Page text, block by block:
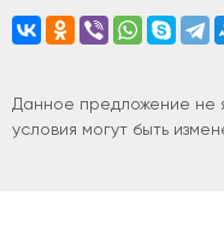
Данное предложение не
условия могут быть